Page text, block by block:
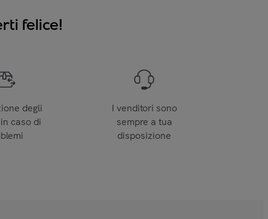
felice!
degli
caso di
I venditori sono
sempre a tua
disposizione